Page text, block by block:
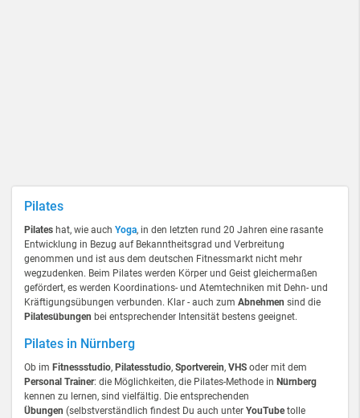
Pilates
Pilates hat, wie auch Yoga, in den letzten rund 20 Jahren eine rasante
Entwicklung in Bezug auf Bekanntheitsgrad und Verbreitung
genommen und ist aus dem deutschen Fitnessmarkt nicht mehr
wegzudenken. Beim Pilates werden Körper und Geist gleichermaßen
gefördert, es werden Koordinations- und Atemtechniken mit Dehn- und
Kräftigungsübungen verbunden. Klar - auch zum Abnehmen sind die
Pilatesübungen bei entsprechender Intensität bestens geeignet.
Pilates in Nürnberg
Ob im Fitnessstudio, Pilatesstudio, Sportverein, VHS oder mit dem
Personal Trainer: die Möglichkeiten, die Pilates-Methode in Nürnberg
kennen zu lernen, sind vielfältig. Die entsprechenden
Übungen (selbstverständlich findest Du auch unter YouTubetolle